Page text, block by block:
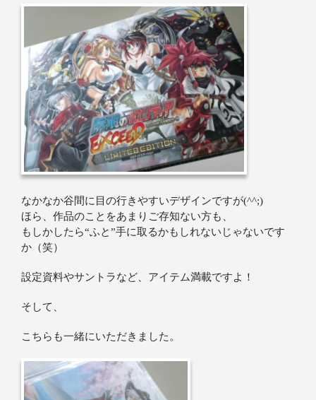
なかなか谷間に目の行きやすいデザインですが(^^;)
ほら、作品のことをあまりご存知ない方も、
もしかしたら“ふと”手に取るかもしれないじゃないです
か（笑）
設定資料やサントラなど、アイテム満載ですよ！
そして、
こちらも一緒にいただきました。